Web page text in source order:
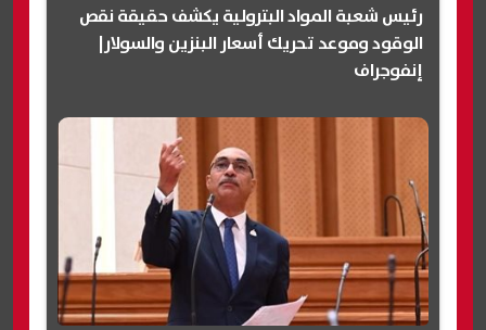
رئيس شعبة المواد البترولية يكشف حقيقة نقص
الوقود وموعد تحريك أسعار البنزين والسولار|
إنفوجراف